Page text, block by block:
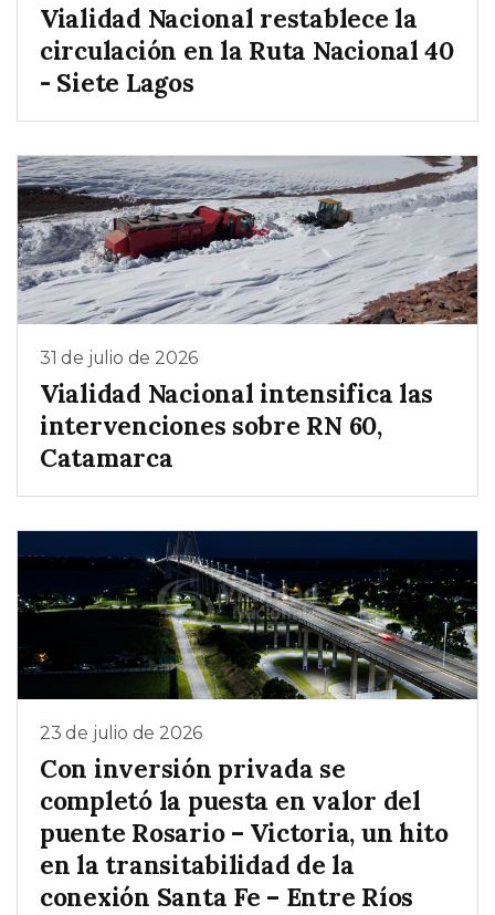
Vialidad Nacional restablece la
circulación en la Ruta Nacional 40
- Siete Lagos
31 de julio de 2026
Vialidad Nacional intensifica las
intervenciones sobre RN 60,
Catamarca
23 de julio de 2026
Con inversión privada se
completó la puesta en valor del
puente Rosario – Victoria, un hito
en la transitabilidad de la
conexión Santa Fe – Entre Ríos